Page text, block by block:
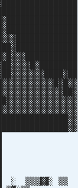
▓██
▒▓██
▒▓██
▓▓██
▒▓██
▒▒▒▓▓░ ▒▒